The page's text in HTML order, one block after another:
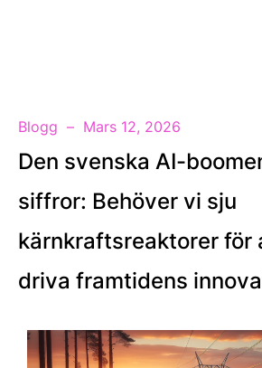
Blogg Mars 12, 2026
Den svenska AI-
siffror: Behöver vi sju
kärnkraftsreaktorer för
driva framtidens